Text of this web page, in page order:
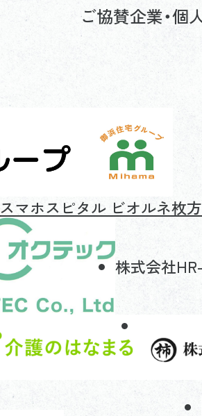
ご協賛企業・個
スマホスピタル ビオルネ枚
株式会社